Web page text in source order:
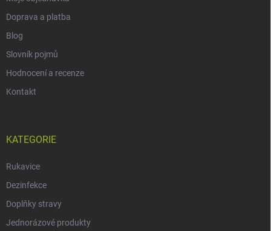
Doprava a platba
Blog
Slovník pojmů
Hodnocení a recenze
Kontakt
KATEGORIE
Rukavice
Dezinfekce
Doplňky stravy
Jednorázové produkty